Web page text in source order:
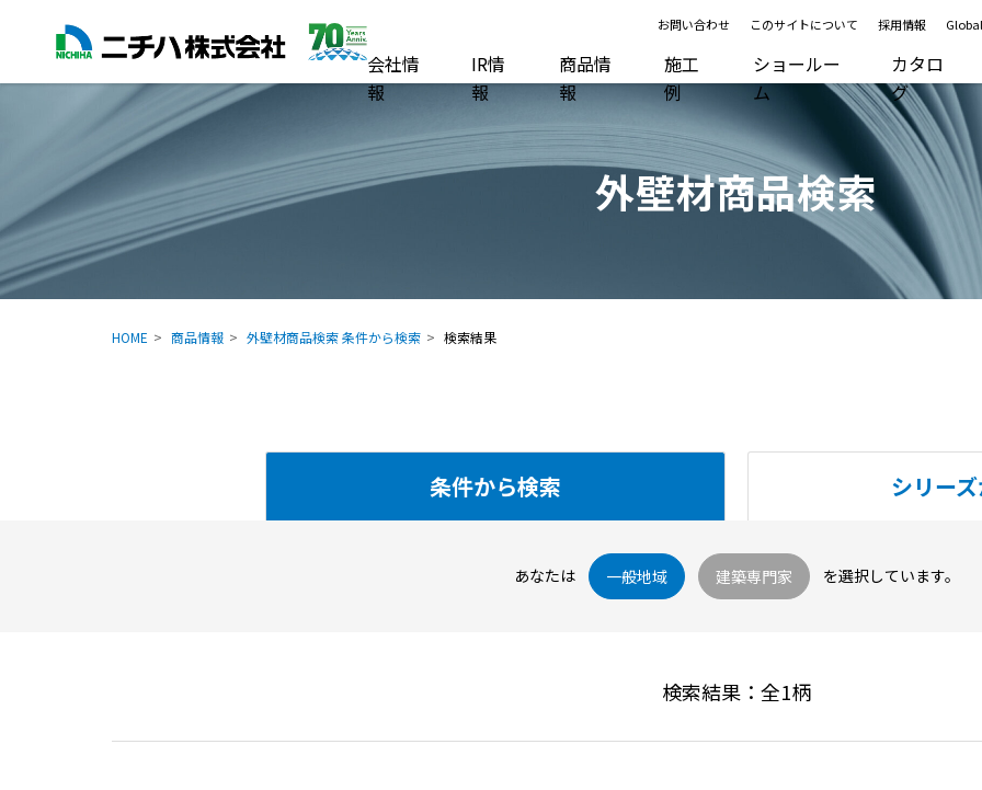
お問い合わせ このサイトについて 採用情報
会社情
報
IR情
報
商品情
報
施工
例
ショールー
ム
カタロ
グ
外壁材商品検索
HOME 商品情報 外壁材商品検索 条件から検索 検索結果
条件から検索 シリー
あなたは 一般地域 建築専門家 を選択しています。
検索結果：全1柄